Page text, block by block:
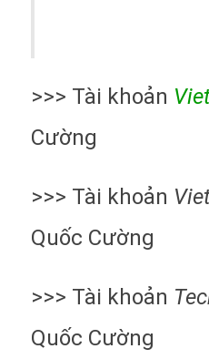
>>> Tài khoản
Cường
>>> Tài khoản
Quốc Cường
>>> Tài khoản
Quốc Cường